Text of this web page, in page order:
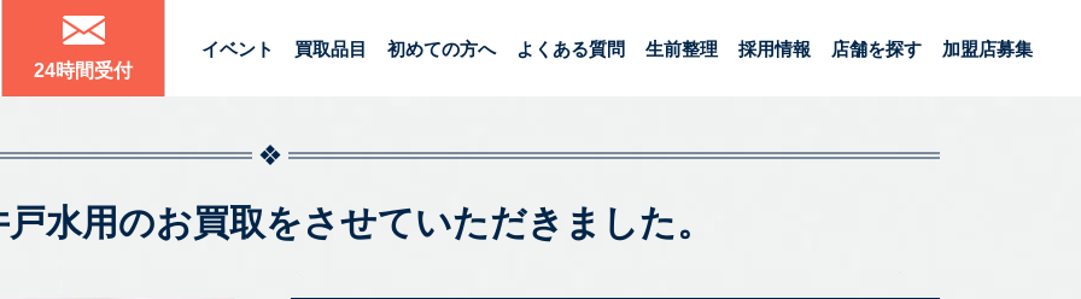
24時間受付
イベント 買取品目 初めての方へ よくある質問 生前整理 採用情報 店舗を探す 加盟店募集
水用のお買取をさせていただきました。